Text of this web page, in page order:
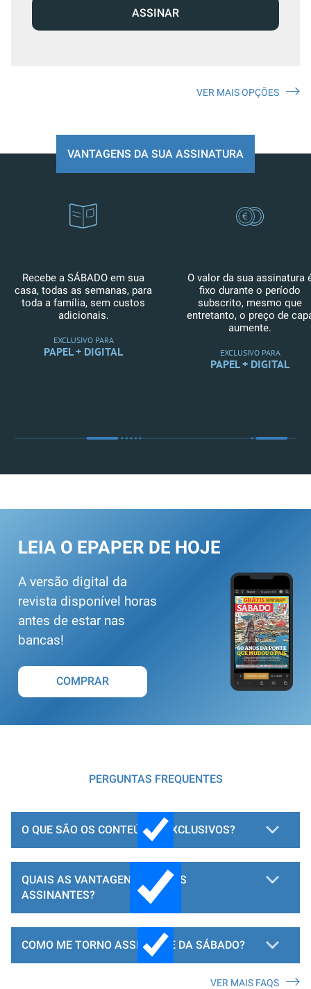
ASSINAR
VER MAIS OPÇÕES
VANTAGENS DA SUA ASSINATURA
Recebe a SÁBADO em sua
casa, todas as semanas, para
toda a família, sem custos
adicionais.
EXCLUSIVO PARA
PAPEL + DIGITAL
O valor da sua assinatura
fixo durante o período
subscrito, mesmo que
entretanto, o preço de
aumente.
EXCLUSIVO PARA
PAPEL + DIGITAL
LEIA O EPAPER DE HOJE
A versão digital da
revista disponível horas
antes de estar nas
bancas!
COMPRAR
PERGUNTAS FREQUENTES
O QUE SÃO OS CONTEÚDOS EXCLUSIVOS?
QUAIS AS VANTAGENS PARA OS
ASSINANTES?
COMO ME TORNO ASSINANTE DA SÁBADO?
VER MAIS FAQS